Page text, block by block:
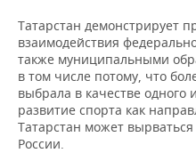
НЕФТЬ
ОПК
ЭНЕРГЕТИКА
РОЗНИЧНАЯ ТОРГОВЛЯ
ТРАНСПОРТ
УСЛУГИ
НОВОСТИ ТЕХНОЛОГИЙ
IT
МЕДИА
ТЕЛЕКОММУНИКАЦИИ
МЕРОПРИЯТИЯ
НОВОСТИ
ВЫЕЗДНАЯ РЕДАКЦИЯ
БИЗНЕС-БРАНЧИ
СПОРТ
НОВОСТИ СПОРТА
ФУТБОЛ
ОБЩЕСТВО
НОВОСТИ ОБЩЕСТВА
ФОТОГАЛЕРЕЯ
Татарстан демонстрирует
взаимодействия
также муниципальными
в том числе потому, что
выбрала в качестве одного
развитие спорта как
Татарстан может
России.